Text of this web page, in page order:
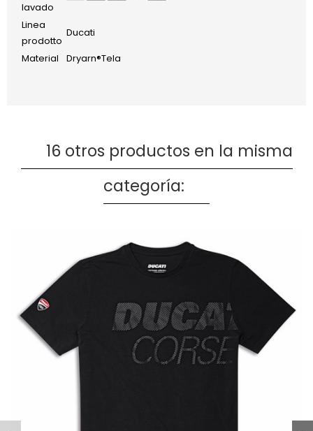
lavado
Linea
prodotto
Ducati
Material
Dryarn®Tela
16 otros productos en la misma
categoría: